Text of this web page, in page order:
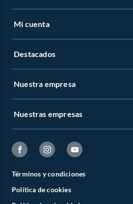
Mi cuenta
Destacados
Nuestra empresa
Nuestras empresas
Términos y condiciones
Política de cookies